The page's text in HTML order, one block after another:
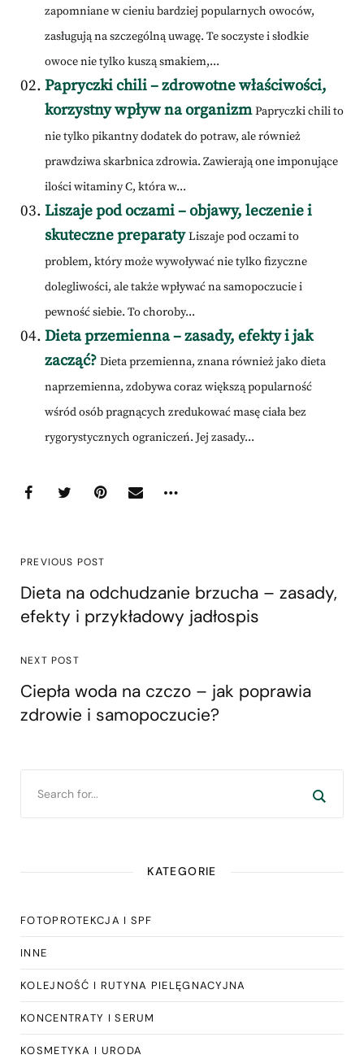
zapomniane w cieniu bardziej popularnych owoców,
zasługują na szczególną uwagę. Te soczyste i słodkie
owoce nie tylko kuszą smakiem,...
Papryczki chili – zdrowotne właściwości,
korzystny wpływ na organizm Papryczki chili to
nie tylko pikantny dodatek do potraw, ale również
prawdziwa skarbnica zdrowia. Zawierają one imponujące
ilości witaminy C, która w...
Liszaje pod oczami – objawy, leczenie i
skuteczne preparaty Liszaje pod oczami to
problem, który może wywoływać nie tylko fizyczne
dolegliwości, ale także wpływać na samopoczucie i
pewność siebie. To choroby...
Dieta przemienna – zasady, efekty i jak
zacząć? Dieta przemienna, znana również jako dieta
naprzemienna, zdobywa coraz większą popularność
wśród osób pragnących zredukować masę ciała bez
rygorystycznych ograniczeń. Jej zasady...
PREVIOUS POST
Dieta na odchudzanie brzucha – zasady,
efekty i przykładowy jadłospis
NEXT POST
Ciepła woda na czczo – jak poprawia
zdrowie i samopoczucie?
KATEGORIE
FOTOPROTEKCJA I SPF
INNE
KOLEJNOŚĆ I RUTYNA PIELĘGNACYJNA
KONCENTRATY I SERUM
KOSMETYKA I URODA